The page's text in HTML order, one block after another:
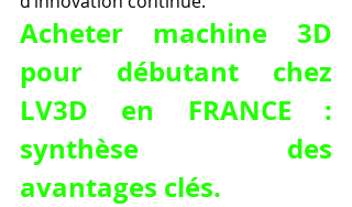
Acheter machine 3D
pour débutant chez
LV3D en FRANCE :
synthèse des
avantages clés.